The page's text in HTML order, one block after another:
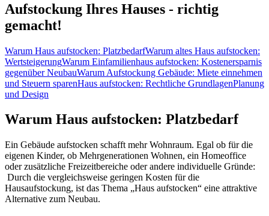
Aufstockung Ihres Hauses - richtig
gemacht!
Warum Haus aufstocken: PlatzbedarfWarum altes Haus aufstocken:
WertsteigerungWarum Einfamilienhaus aufstocken: Kostenersparnis
gegenüber NeubauWarum Aufstockung Gebäude: Miete einnehmen
und Steuern sparenHaus aufstocken: Rechtliche GrundlagenPlanung
und Design
Warum Haus aufstocken: Platzbedarf
Ein Gebäude aufstocken schafft mehr Wohnraum. Egal ob für die
eigenen Kinder, ob Mehrgenerationen Wohnen, ein Homeoffice
oder zusätzliche Freizeitbereiche oder andere individuelle Gründe:
Durch die vergleichsweise geringen Kosten für die
Hausaufstockung, ist das Thema „Haus aufstocken“ eine attraktive
Alternative zum Neubau.